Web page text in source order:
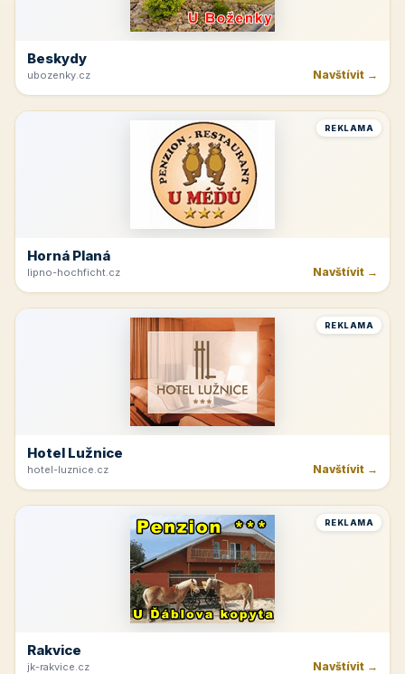
Beskydy
ubozenky.cz Navštívit →
REKLAMA
Horná Planá
lipno-hochficht.cz Navštívit →
REKLAMA
Hotel Lužnice
hotel-luznice.cz Navštívit →
REKLAMA
Rakvice
jk-rakvice.cz Navštívit →